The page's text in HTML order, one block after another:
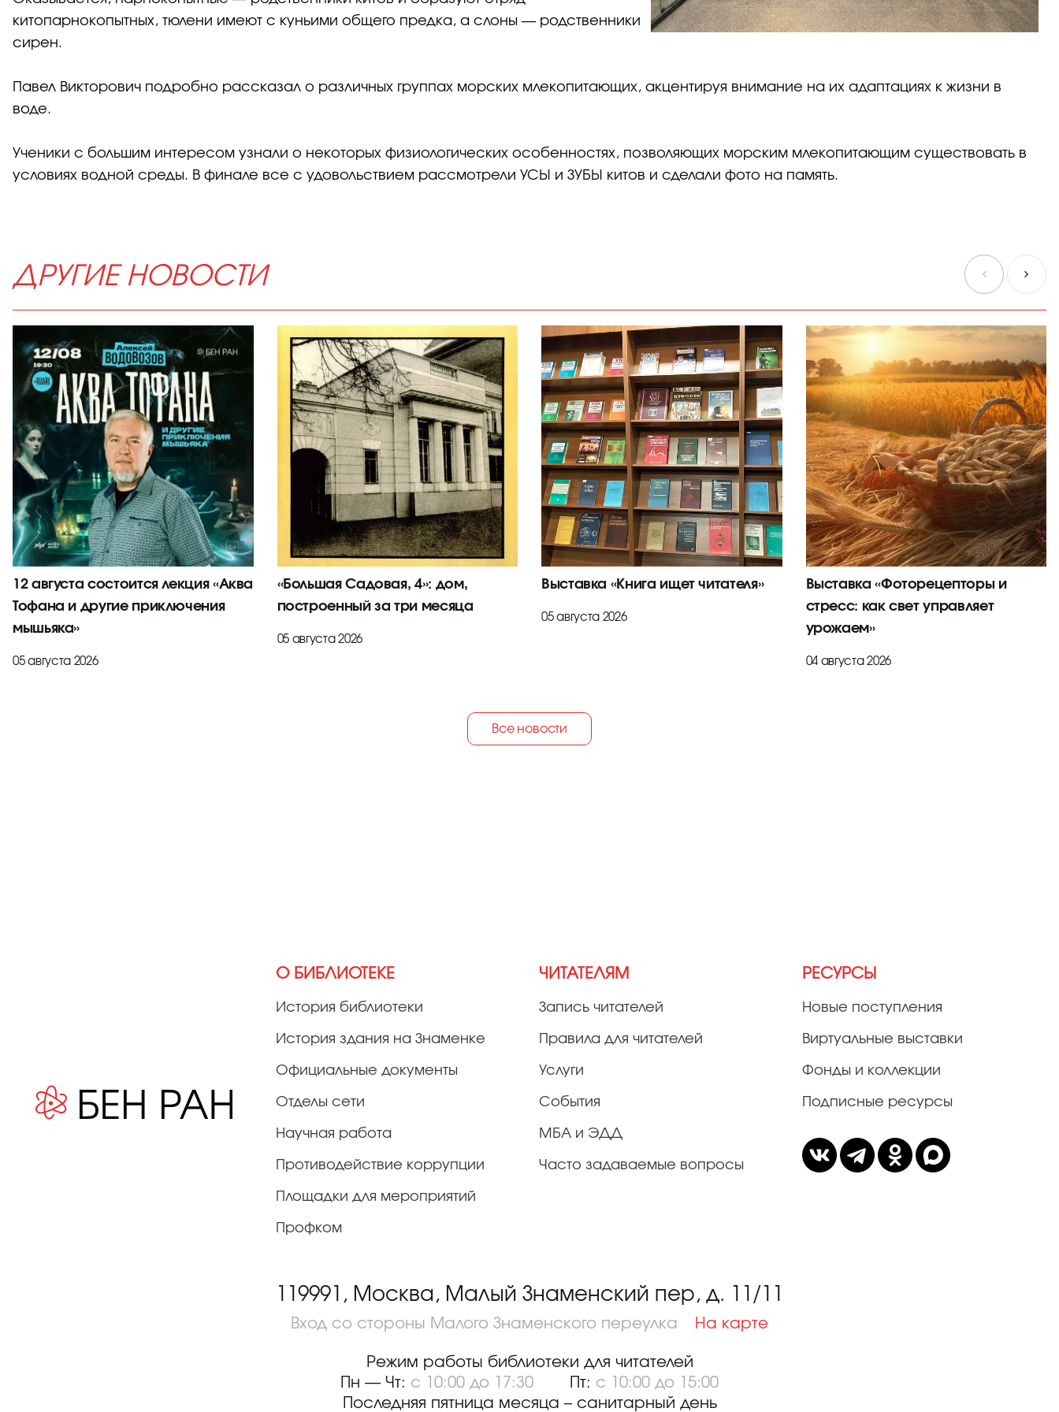
китопарнокопытных, тюлени имеют с куньими общего предка, а слоны — родственники
сирен.
Павел Викторович подробно рассказал о различных группах морских млекопитающих, акцентируя внимание на их адаптациях к жизни в
воде.
Ученики с большим интересом узнали о некоторых физиологических особенностях, позволяющих морским млекопитающим существовать в
условиях водной среды. В финале все с удовольствием рассмотрели УСЫ и ЗУБЫ китов и сделали фото на память.
ДРУГИЕ НОВОСТИ
12 августа состоится лекция «Аква
Тофана и другие приключения
мышьяка»
05 августа 2026
«Большая Садовая, 4»: дом,
построенный за три месяца
05 августа 2026
Выставка «Книга ищет читателя»
05 августа 2026
Выставка «Фоторецепторы и
стресс: как свет управляет
урожаем»
04 августа 2026
Все новости
О БИБЛИОТЕКЕ
История библиотеки
История здания на Знаменке
Официальные документы
Отделы сети
Научная работа
Противодействие коррупции
Площадки для мероприятий
Профком
ЧИТАТЕЛЯМ
Запись читателей
Правила для читателей
Услуги
События
МБА и ЭДД
Часто задаваемые вопросы
РЕСУРСЫ
Новые поступления
Виртуальные выставки
Фонды и коллекции
Подписные ресурсы
119991, Москва, Малый Знаменский пер, д. 11/11
Вход со стороны Малого Знаменского переулка На карте
Режим работы библиотеки для читателей
Пн — Чт: с 10:00 до 17:30 Пт: с 10:00 до 15:00
Последняя пятница месяца – санитарный день